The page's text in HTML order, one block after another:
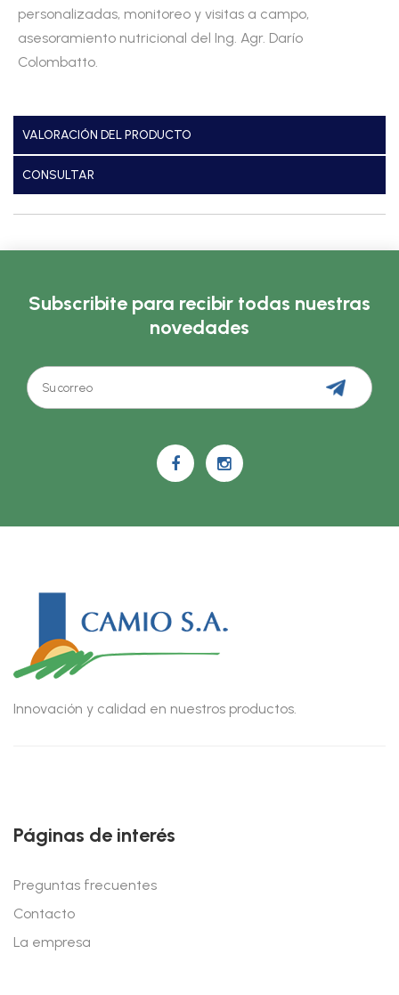
personalizadas, monitoreo y visitas a campo,
asesoramiento nutricional del Ing. Agr. Darío
Colombatto.
VALORACIÓN DEL PRODUCTO
CONSULTAR
Subscribite para recibir todas nuestras
novedades
Innovación y calidad en nuestros productos.
Páginas de interés
Preguntas frecuentes
Contacto
La empresa